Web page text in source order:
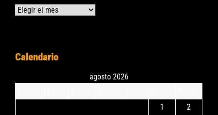
Archivos
Calendario
agosto 2026
1
2